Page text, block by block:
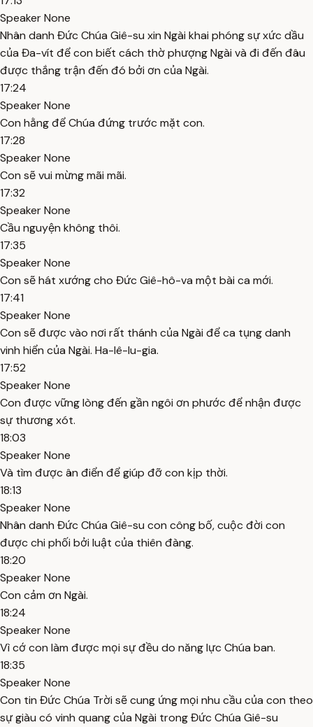
Speaker None
Nhân danh Đức Chúa Giê-su xin Ngài khai phóng sự xức dầu
của Đa-vít để con biết cách thờ phượng Ngài và đi đến đâu
được thắng trận đến đó bởi ơn của Ngài.
17:24
Speaker None
Con hằng để Chúa đứng trước mặt con.
17:28
Speaker None
Con sẽ vui mừng mãi mãi.
17:32
Speaker None
Cầu nguyện không thôi.
17:35
Speaker None
Con sẽ hát xướng cho Đức Giê-hô-va một bài ca mới.
17:41
Speaker None
Con sẽ được vào nơi rất thánh của Ngài để ca tụng danh
vinh hiển của Ngài. Ha-lê-lu-gia.
17:52
Speaker None
Con được vững lòng đến gần ngôi ơn phước để nhận được
sự thương xót.
18:03
Speaker None
Và tìm được ân điển để giúp đỡ con kịp thời.
18:13
Speaker None
Nhân danh Đức Chúa Giê-su con công bố, cuộc đời con
được chi phối bởi luật của thiên đàng.
18:20
Speaker None
Con cảm ơn Ngài.
18:24
Speaker None
Vì cớ con làm được mọi sự đều do năng lực Chúa ban.
18:35
Speaker None
Con tin Đức Chúa Trời sẽ cung ứng mọi nhu cầu của con theo
sự giàu có vinh quang của Ngài trong Đức Chúa Giê-su